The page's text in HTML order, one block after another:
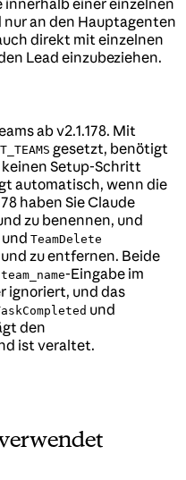
innerhalb einer einzelnen
an den Hauptagenten
direkt mit einzelnen
Lead einzubeziehen.
ab v2.1.178. Mit
gesetzt, benötigt
keinen Setup-Schritt
automatisch, wenn die
haben Sie Claude
zu benennen, und
und TeamDelete
zu entfernen. Beide
team_name-Eingabe im
ignoriert, und das
und
den
ist veraltet.